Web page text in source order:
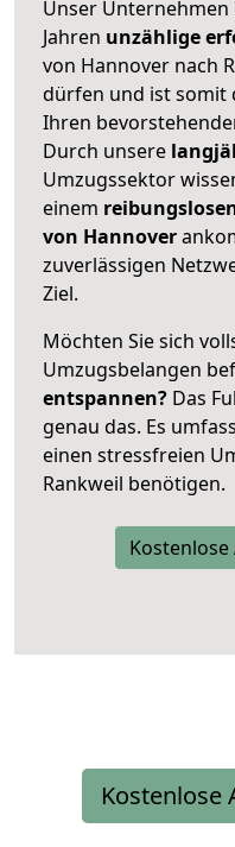
Unser
Jahren unzählige
von Hannover nach
dürfen und ist
Ihren
Durch unsere
Umzugssektor
einem
von Hannover
zuverlässigen
Ziel.
Möchten Sie sich
Umzugsbelangen
entspannen? Das
genau das. Es
einen stressfreien
Rankweil benötigen.
Kostenlose